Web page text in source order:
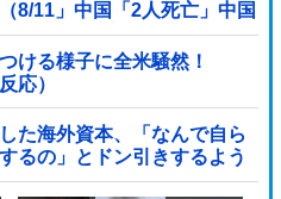
8/11」中国「2人死亡」中国
蔽された事実報道！（2026
ける様子に全米騒然！
応）
た海外資本、「なんで自ら
るの」とドン引きするよう